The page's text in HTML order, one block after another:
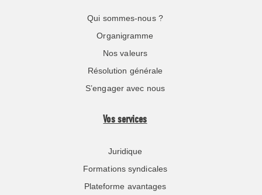
Qui sommes-nous ?
Organigramme
Nos valeurs
Résolution générale
S’engager avec nous
Vos services
Juridique
Formations syndicales
Plateforme avantages